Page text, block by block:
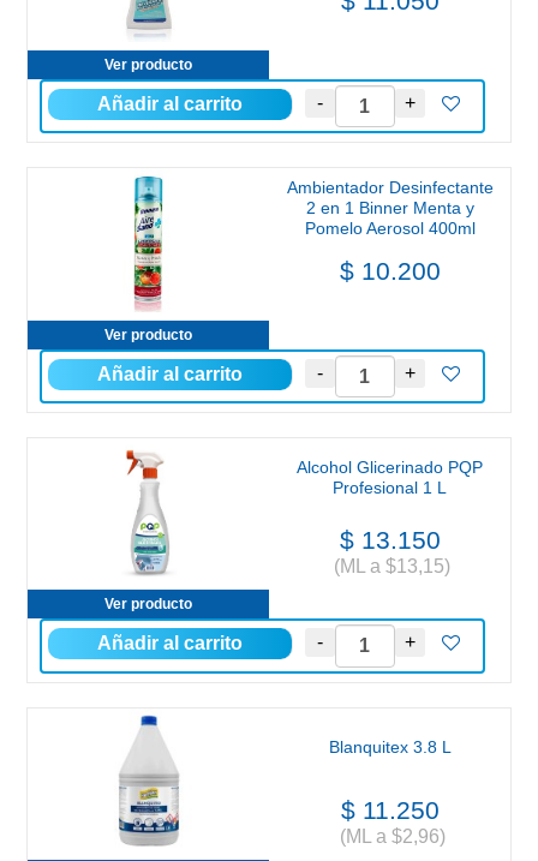
Ver producto
Ver producto
Ambientador Desinfectante
2 en 1 Binner Menta y
Pomelo Aerosol 400ml
$ 10.200
Ver producto
Alcohol Glicerinado PQP
Profesional 1 L
$ 13.150
(ML a $13,15)
Blanquitex 3.8 L
$ 11.250
(ML a $2,96)